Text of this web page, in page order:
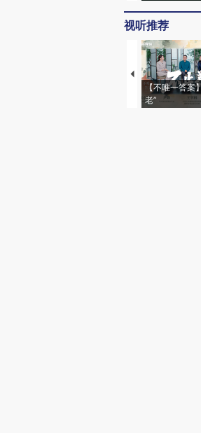
视听推荐
【不唯一答案
老”